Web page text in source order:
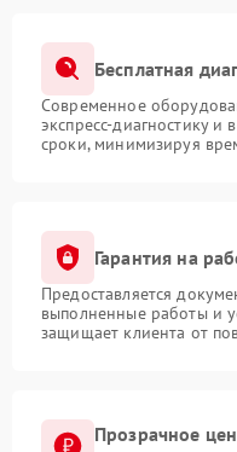
Бесплатная
Современное
экспресс-диагностику и
сроки, минимизируя
Гарантия на
Предоставляется
выполненные работы и
защищает клиента от
Прозрачное